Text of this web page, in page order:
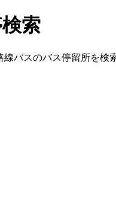
索
線バスのバス停留所を検